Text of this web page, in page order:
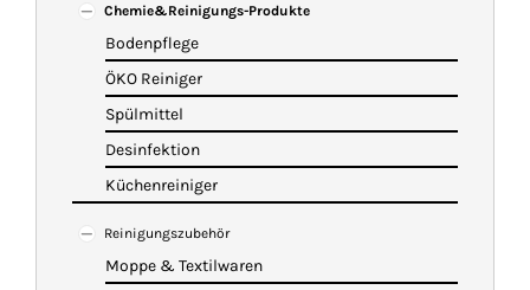
Chemie&Reinigungs-Produkte
Bodenpflege
ÖKO Reiniger
Spülmittel
Desinfektion
Küchenreiniger
Reinigungszubehör
Moppe & Textilwaren